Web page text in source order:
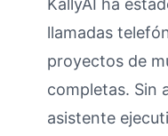
KallyAI ha
llamadas
proyectos de
completas. Sin
asistente